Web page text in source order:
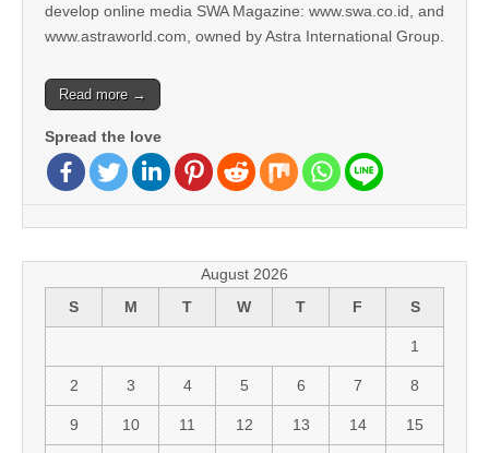
develop online media SWA Magazine: www.swa.co.id, and
www.astraworld.com, owned by Astra International Group.
Read more →
Spread the love
August 2026
S
M T W T F S
1
2 3 4 5 6 7 8
9 10 11 12 13 14 15